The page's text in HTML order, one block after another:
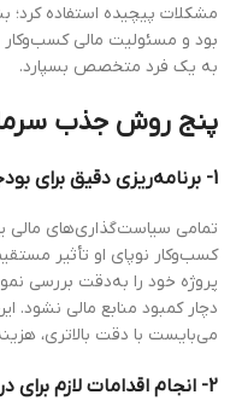
مشکلات پیچیده استفاده کرد؛
بود و مسئولیت مالی کسب‌وکار
به یک فرد متخصص بسپارد.
پنج روش جذب
1- برنامه‌ریزی دقیق برای بودجه کنونی
تمامی سیاست‌گذاری‌های مالی
کسب‌وکار نوپای او تأثیر
پروژه خود را به‌دقت بررسی
دچار کمبود منابع مالی نشود.
می‌بایست با دقت بالاتری،
2- انجام اقدامات لازم برای دریافت تسهیلات مالی